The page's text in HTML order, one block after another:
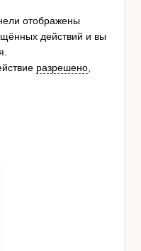
отображены
действий и вы
разрешено